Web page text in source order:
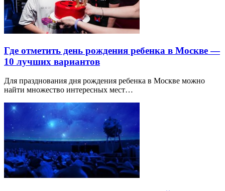
Где отметить день рождения ребенка в Москве —
10 лучших вариантов
Для празднования дня рождения ребенка в Москве можно
найти множество интересных мест…